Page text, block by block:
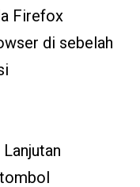
Firefox
di sebelah